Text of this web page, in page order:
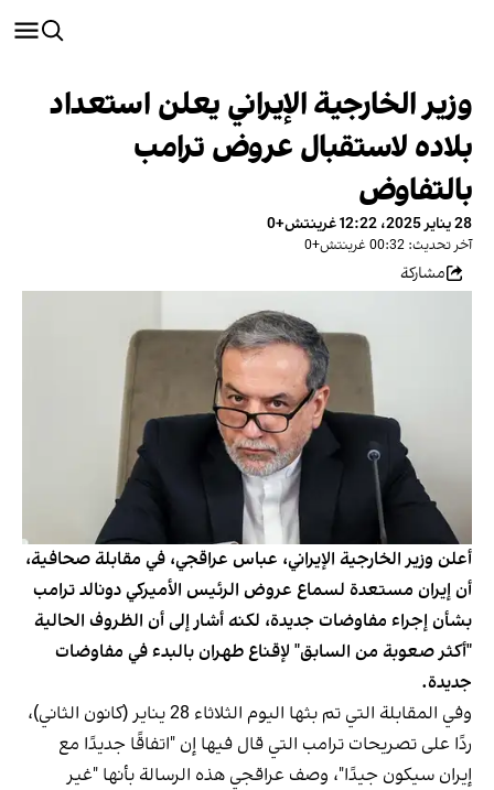
وزير الخارجية الإيراني يعلن استعداد
بلاده لاستقبال عروض ترامب
بالتفاوض
28 يناير 2025، 12:22 غرينتش+0
آخر تحديث: 00:32 غرينتش+0
مشاركة
أعلن وزير الخارجية الإيراني، عباس عراقجي، في مقابلة صحافية،
أن إيران مستعدة لسماع عروض الرئيس الأميركي دونالد ترامب
بشأن إجراء مفاوضات جديدة، لكنه أشار إلى أن الظروف الحالية
"أكثر صعوبة من السابق" لإقناع طهران بالبدء في مفاوضات
جديدة.
وفي المقابلة التي تم بثها اليوم الثلاثاء 28 يناير (كانون الثاني)،
ردًا على تصريحات ترامب التي قال فيها إن "اتفاقًا جديدًا مع
إيران سيكون جيدًا"، وصف عراقجي هذه الرسالة بأنها "غير